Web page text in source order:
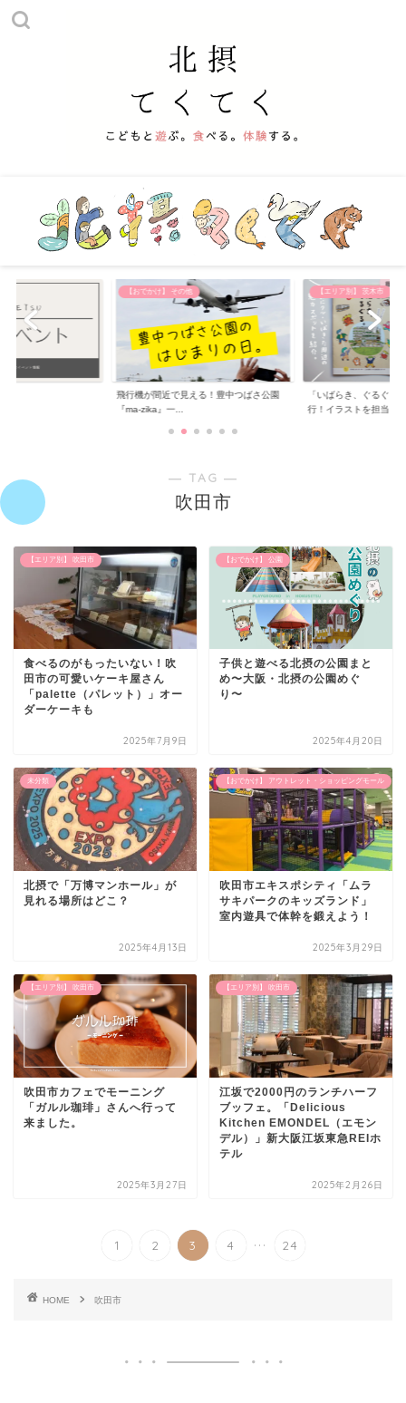
【おでかけ】 その他
飛行機が間近で見える！豊中つばさ公園
『ma-zika』一...
【エリア別】 茨木市
「いばらき、ぐるぐる
行！イラストを担当...
― TAG ―
吹田市
【エリア別】 吹田市
食べるのがもったいない！吹
田市の可愛いケーキ屋さん
「palette（パレット）」オー
ダーケーキも
2025年7月9日
【おでかけ】 公園
子供と遊べる北摂の公園まと
め〜大阪・北摂の公園めぐ
り〜
2025年4月20日
未分類
北摂で「万博マンホール」が
見れる場所はどこ？
2025年4月13日
【おでかけ】 アウトレット・ショッピングモール
吹田市エキスポシティ「ムラ
サキパークのキッズランド」
室内遊具で体幹を鍛えよう！
2025年3月29日
【エリア別】 吹田市
吹田市カフェでモーニング
「ガルル珈琲」さんへ行って
来ました。
2025年3月27日
【エリア別】 吹田市
江坂で2000円のランチハーフ
ブッフェ。「Delicious
Kitchen EMONDEL（エモン
デル）」新大阪江坂東急REIホ
テル
2025年2月26日
1 2 3 4 ... 24
HOME 吹田市